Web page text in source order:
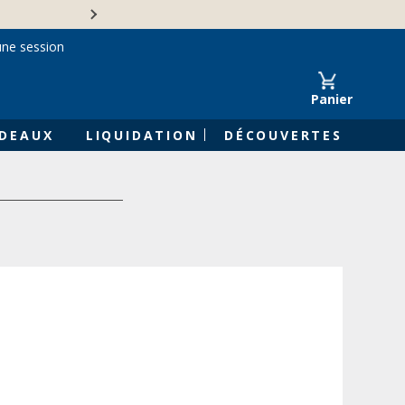
Panier
LIQUIDATION DÉCOUVERTES
session